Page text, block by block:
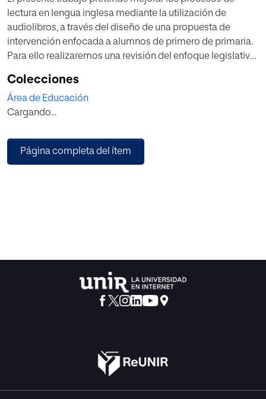
lectura en lengua inglesa mediante la utilización de
audiolibros, a través del diseño de una propuesta de
intervención enfocada a alumnos de primero de primaria.
Para ello realizaremos una revisión del enfoque legislativo
procesos lectoescritores, peculiaridades y diferencias, en
lengua castellana e inglesa; así como una revisión de las
posibilidades que nos ofrecen los audiolibros en la mejora
respalde y sustente le diseño de la propuesta. En la parte
final del trabajo se presenta la propuesta de intervención
Colecciones
Área de Educación
Cargando...
Página completa del ítem